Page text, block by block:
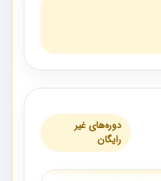
دوره‌های غیر
رایگان